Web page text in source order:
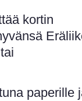
kortin
paperille